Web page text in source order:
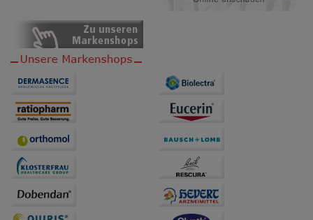
Statistik & Tracking:Hierüber lassen sich
Informationen über die Art und Weise der Nutzung
unserer Website sammeln, mit deren Hilfe wir unsere
Website weiter für Sie optimieren können, den Inhalt
auf unserer Website aber auch die Werbung auf
Drittseiten möglichst relevant für Sie zu gestalten.
Bitte beachten Sie, dass Daten hierfür teilweise an
Dritte wie z.B. Google oder soziale Medien
übertragen werden.